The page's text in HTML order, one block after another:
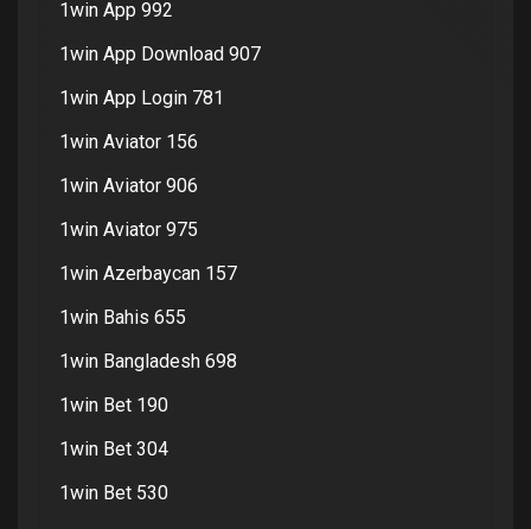
1win App 992
1win App Download 907
1win App Login 781
1win Aviator 156
1win Aviator 906
1win Aviator 975
1win Azerbaycan 157
1win Bahis 655
1win Bangladesh 698
1win Bet 190
1win Bet 304
1win Bet 530